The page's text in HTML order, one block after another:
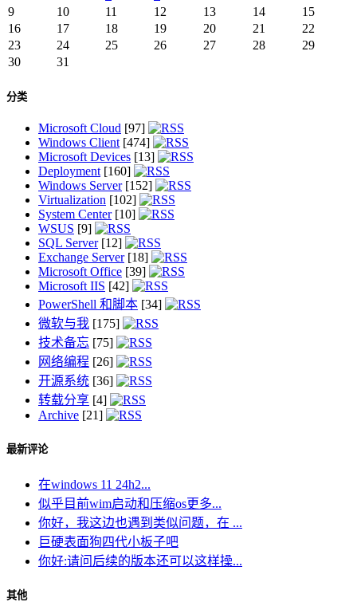
9
10 11 12 13 14
15
16
17 18 19 20 21
22
23
24 25 26 27 28
29
30
31
分类
Microsoft Cloud [97]
Windows Client[474]
Microsoft Devices [13]
Deployment[160]
Windows Server[152]
Virtualization [102]
System Center[10]
WSUS [9]
SQL Server[12]
Exchange Server[18]
Microsoft Office [39]
Microsoft IIS [42]
PowerShell 和脚本 [34]
微软与我 [175]
技术备忘 [75]
网络编程 [26]
开源系统 [36]
转载分享 [4]
Archive [21]
最新评论
在windows 11 24h2...
似乎目前wim启动和压缩os更多...
你好，我这边也遇到类似问题，在 ...
巨硬表面狗四代小板子吧
你好:请问后续的版本还可以这样操...
其他